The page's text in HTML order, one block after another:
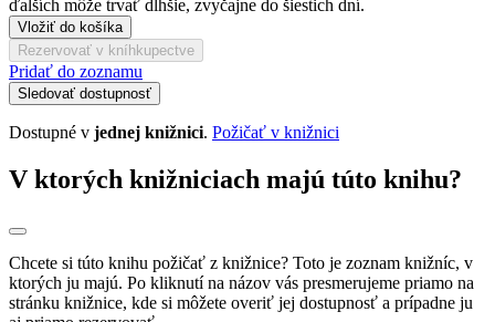
ďalších môže trvať dlhšie, zvyčajne do šiestich dní.
Vložiť do košíka
Rezervovať v kníhkupectve
Pridať do zoznamu
Sledovať dostupnosť
Dostupné v jednej knižnici. Požičať v knižnici
V ktorých knižniciach majú túto knihu?
Chcete si túto knihu požičať z knižnice? Toto je zoznam knižníc, v
ktorých ju majú. Po kliknutí na názov vás presmerujeme priamo na
stránku knižnice, kde si môžete overiť jej dostupnosť a prípadne ju